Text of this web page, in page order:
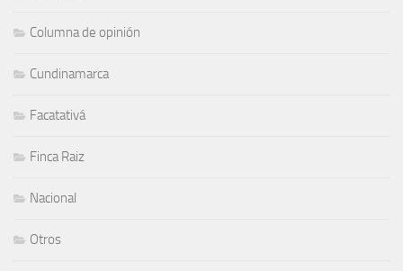
Columna de opinión
Cundinamarca
Facatativá
Finca Raiz
Nacional
Otros